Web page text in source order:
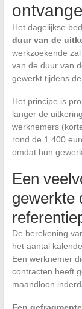
Het dagelijkse
duur van de
werkzoekende
van de duur van
gewerkt tijdens
Het principe is
langer de
werknemers
rond de 1.400
omdat hun
Een
gewerkte
De berekening
het aantal
Een werknemer
contracten heeft
maandloon